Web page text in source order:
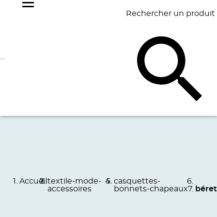
Rechercher un produit
BAGAGERIE BUREAU
Accueil textile-mode-
accessoires
casquettes-
bonnets-chapeaux
béret